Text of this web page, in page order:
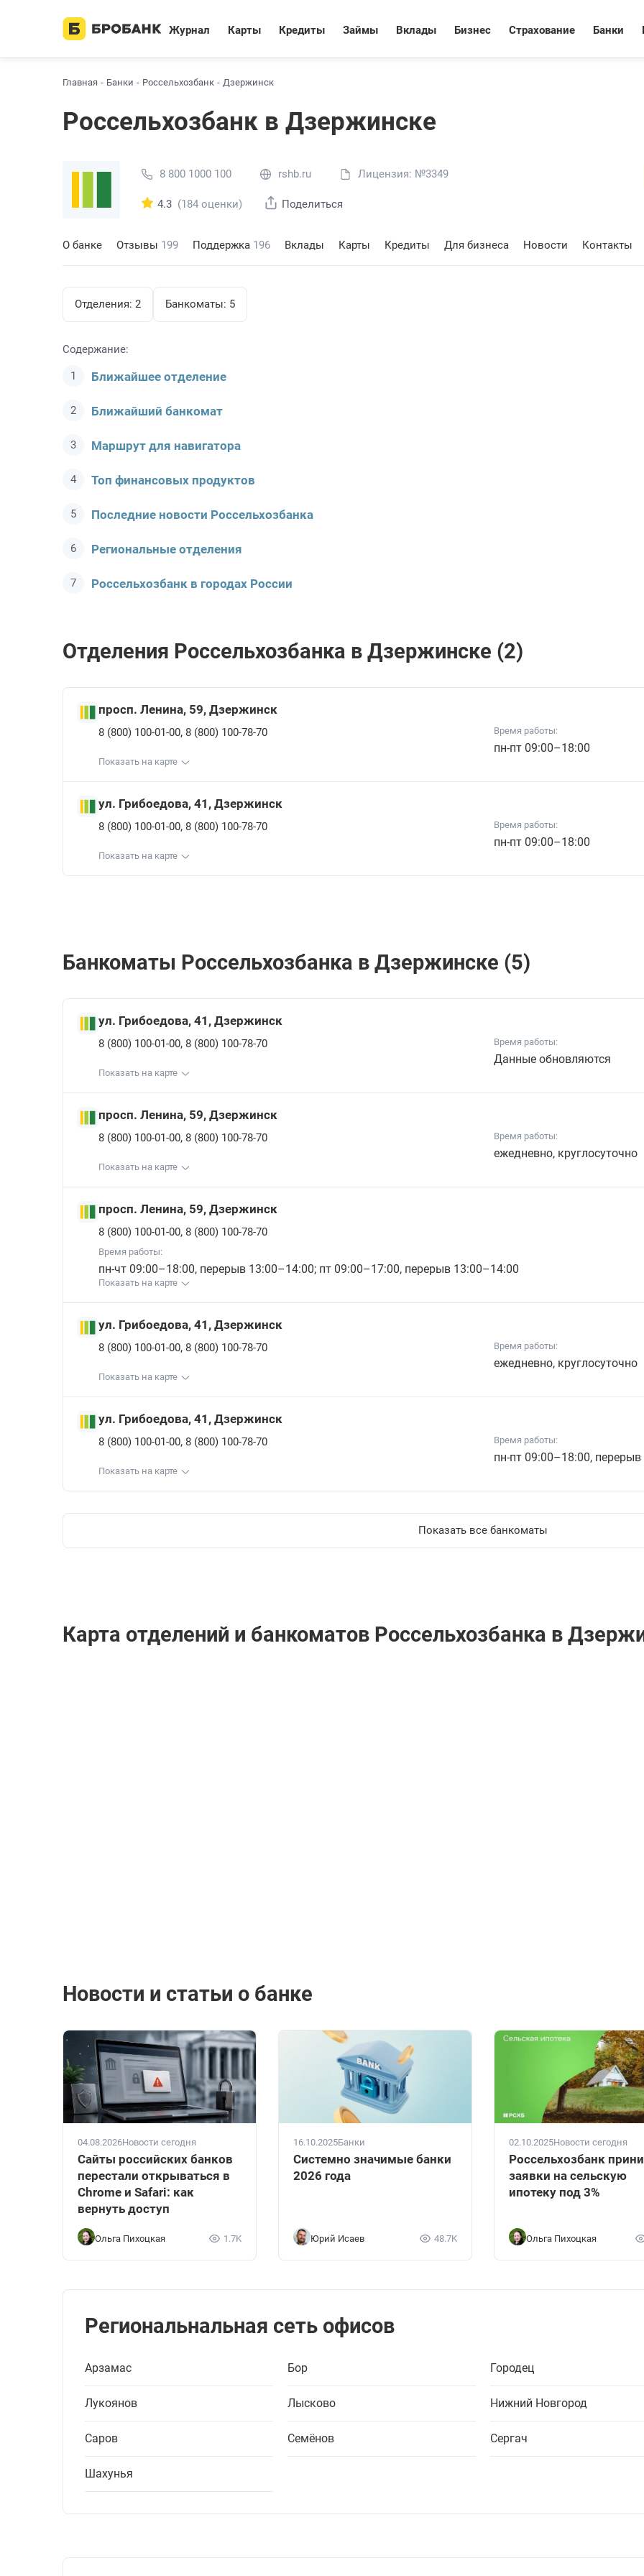
Журнал Карты Кредиты Займы Вклады Бизнес Страхование Банки
Главная Банки Россельхозбанк Дзержинск
Россельхозбанк в Дзержинске
8 800 1000 100 rshb.ru Лицензия: №3349
4.3 (184 оценки) Поделиться
О банке Отзывы 199 Поддержка 196 Вклады Карты Кредиты Для бизнеса Новости Контакты
Отделения: 2 Банкоматы: 5
Содержание:
Ближайшее отделение
Ближайший банкомат
Маршрут для навигатора
Топ финансовых продуктов
Последние новости Россельхозбанкa
Региональные отделения
Россельхозбанк в городах России
Отделения Россельхозбанкa в Дзержинске (2)
просп. Ленина, 59, Дзержинск
8 (800) 100-01-00, 8 (800) 100-78-70 Время работы:
пн-пт 09:00–18:00
Показать на карте
ул. Грибоедова, 41, Дзержинск
8 (800) 100-01-00, 8 (800) 100-78-70 Время работы:
пн-пт 09:00–18:00
Показать на карте
Банкоматы Россельхозбанкa в Дзержинске (5)
ул. Грибоедова, 41, Дзержинск
8 (800) 100-01-00, 8 (800) 100-78-70 Время работы:
Данные обновляются
Показать на карте
просп. Ленина, 59, Дзержинск
8 (800) 100-01-00, 8 (800) 100-78-70 Время работы:
ежедневно, круглосуточно
Показать на карте
просп. Ленина, 59, Дзержинск
8 (800) 100-01-00, 8 (800) 100-78-70
Время работы:
пн-чт 09:00–18:00, перерыв 13:00–14:00; пт 09:00–17:00, перерыв 13:00–14:00
Показать на карте
ул. Грибоедова, 41, Дзержинск
8 (800) 100-01-00, 8 (800) 100-78-70 Время работы:
ежедневно, круглосуточно
Показать на карте
ул. Грибоедова, 41, Дзержинск
8 (800) 100-01-00, 8 (800) 100-78-70 Время работы:
пн-пт 09:00–18:00,
Показать на карте
Показать все банкоматы
Карта отделений и банкоматов Россельхозбанкa в
Новости и статьи о банке
04.08.2026Новости сегодня
Сайты российских банков
перестали открываться в
Chrome и Safari: как
вернуть доступ
Ольга Пихоцкая 1.7K
16.10.2025Банки
Системно значимые банки
2026 года
Юрий Исаев 48.7K
02.10.2025Новости сегодня
Россельхозбанк
заявки на сельскую
ипотеку под 3%
Ольга Пихоцкая
Региональнальная сеть офисов
Арзамас Бор Городец
Лукоянов Лысково Нижний Новгород
Саров Семёнов Сергач
Шахунья